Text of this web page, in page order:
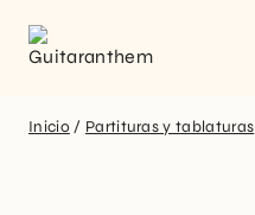
Inicio / Partituras y tablaturas